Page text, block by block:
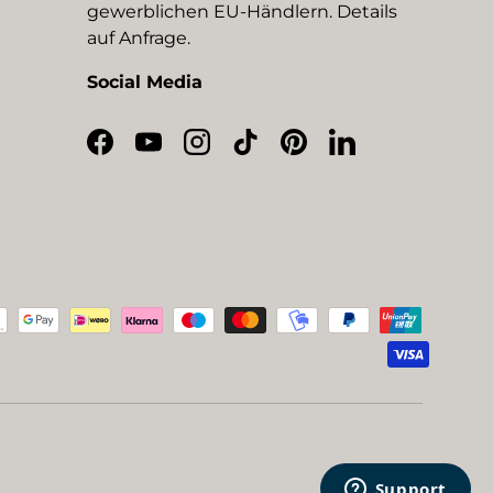
gewerblichen EU-Händlern. Details
auf Anfrage.
Social Media
Facebook
YouTubeInstagram
TikTokPinterestLinkedIn